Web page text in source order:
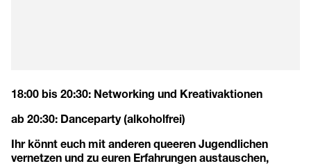
18:00 bis 20:30: Networking und Kreativaktionen
ab 20:30: Danceparty (alkoholfrei)
Ihr könnt euch mit anderen queeren Jugendlichen
vernetzen und zu euren Erfahrungen austauschen,